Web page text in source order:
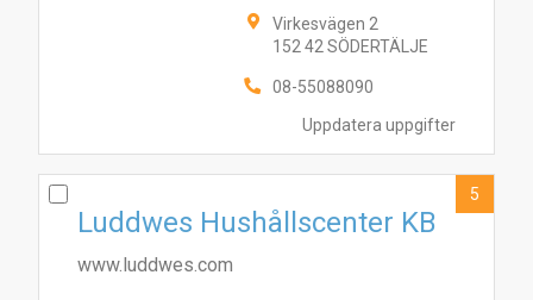
Uppdatera uppgifter
Virkesvägen 2
152 42 SÖDERTÄLJE
08-55088090
Luddwes Hushållscenter KB
www.luddwes.com
5